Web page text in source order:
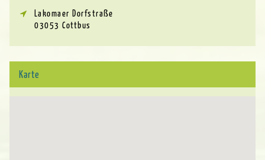
Lakomaer Dorfstraße
03053 Cottbus
Karte